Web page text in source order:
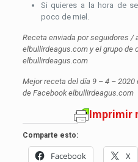
Si quieres a la hora de
poco de miel.
Receta enviada por seguidores /
elbullirdeagus.com y el grupo de
elbullirdeagus.com
Mejor receta del día 9 – 4 –
de Facebook elbullirdeagus.com
Imprimir
Comparte esto:
Facebook X